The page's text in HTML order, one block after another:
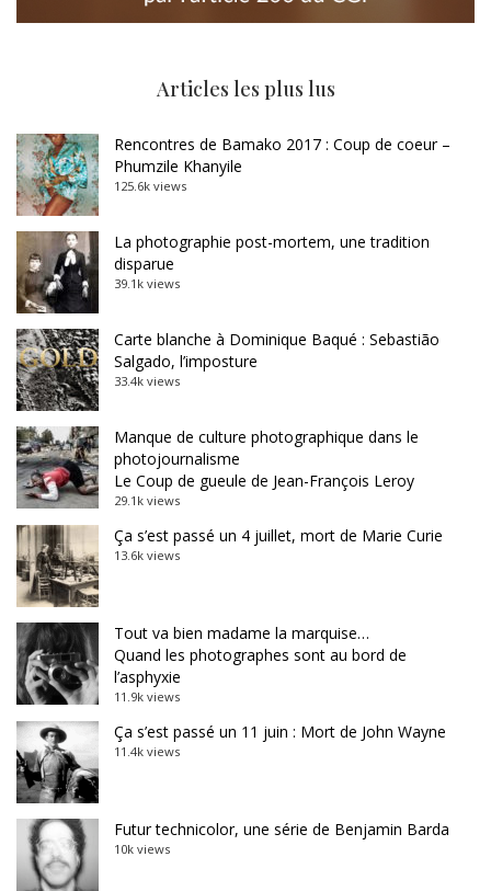
Articles les plus lus
Rencontres de Bamako 2017 : Coup de coeur –
Phumzile Khanyile
125.6k views
La photographie post-mortem, une tradition
disparue
39.1k views
Carte blanche à Dominique Baqué : Sebastião
Salgado, l’imposture
33.4k views
Manque de culture photographique dans le
photojournalisme
Le Coup de gueule de Jean-François Leroy
29.1k views
Ça s’est passé un 4 juillet, mort de Marie Curie
13.6k views
Tout va bien madame la marquise…
Quand les photographes sont au bord de
l’asphyxie
11.9k views
Ça s’est passé un 11 juin : Mort de John Wayne
11.4k views
Futur technicolor, une série de Benjamin Barda
10k views